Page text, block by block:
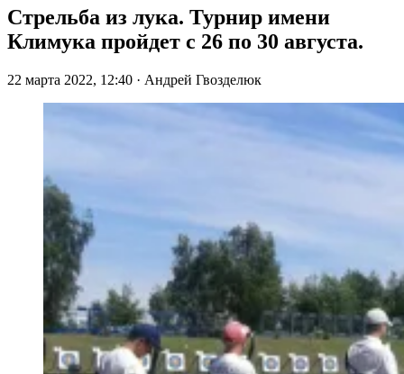
Стрельба из лука. Турнир имени
Климука пройдет с 26 по 30 августа.
22 марта 2022, 12:40 · Андрей Гвозделюк